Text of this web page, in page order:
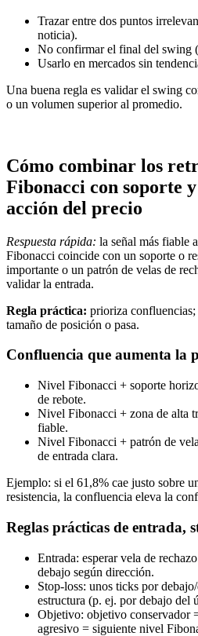
Trazar entre dos puntos
noticia).
No confirmar el final del swing
Usarlo en mercados sin
Una buena regla es validar el swing
o un volumen superior al promedio.
Cómo combinar los
Fibonacci con soporte
acción del precio
Respuesta rápida: la señal más fiable
Fibonacci coincide con un soporte o
importante o un patrón de velas de
validar la entrada.
Regla práctica: prioriza
tamaño de posición o pasa.
Confluencia que aumenta la
Nivel Fibonacci + soporte
de rebote.
Nivel Fibonacci + zona de alta
fiable.
Nivel Fibonacci + patrón de
de entrada clara.
Ejemplo: si el 61,8% cae justo sobre
resistencia, la confluencia eleva la
Reglas prácticas de entrada,
Entrada: esperar vela de
debajo según dirección.
Stop-loss: unos ticks por
estructura (p. ej. por debajo del
Objetivo: objetivo conservador
agresivo = siguiente nivel